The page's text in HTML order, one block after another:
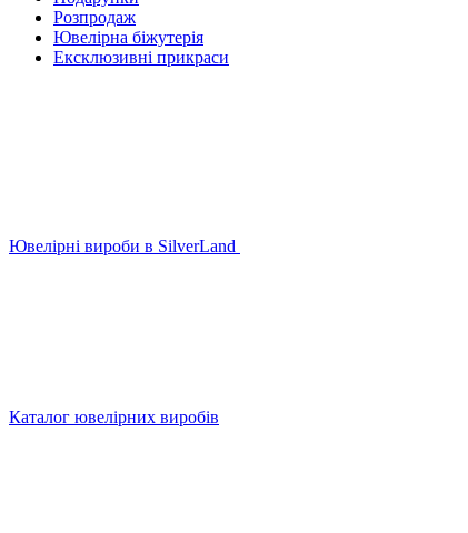
Розпродаж
Ювелірна біжутерія
Ексклюзивні прикраси
Ювелірні вироби в SilverLand
Каталог ювелірних виробів